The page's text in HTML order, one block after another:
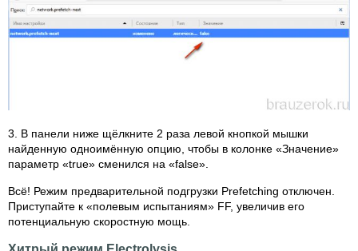
3. В панели ниже щёлкните 2 раза левой кнопкой мышки
найденную одноимённую опцию, чтобы в колонке «Значение»
параметр «true» сменился на «false».
Всё! Режим предварительной подгрузки Prefetching отключен.
Приступайте к «полевым испытаниям» FF, увеличив его
потенциальную скоростную мощь.